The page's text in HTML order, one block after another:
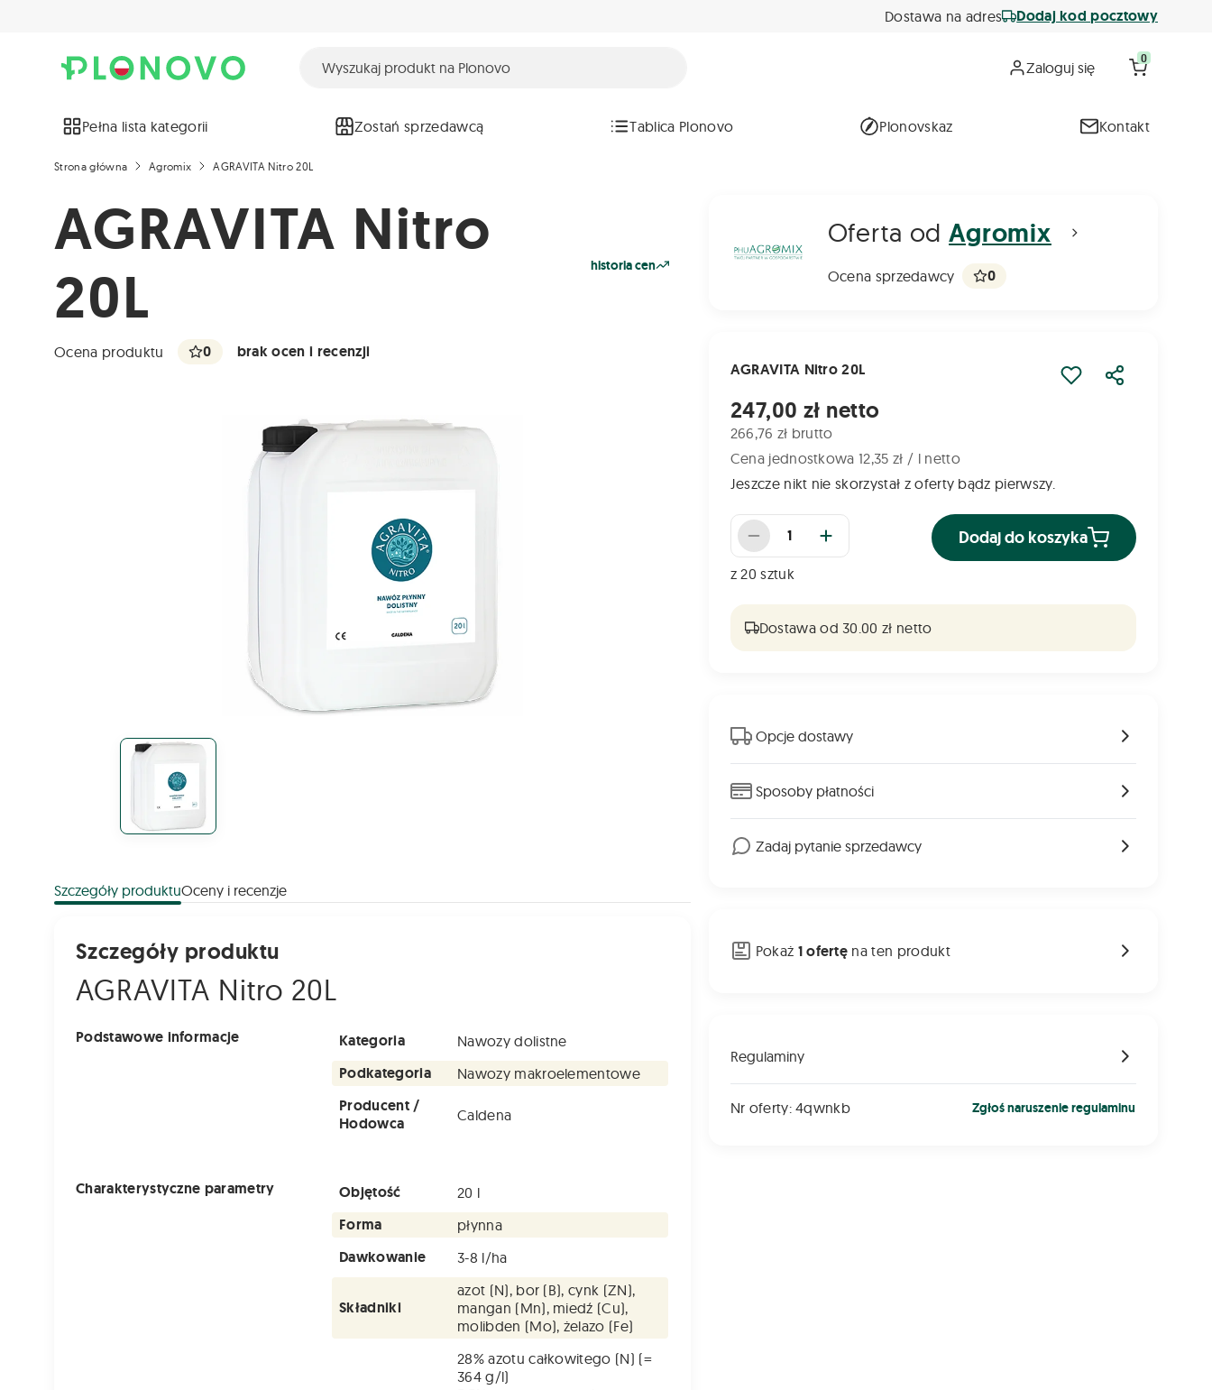
Dostawa na adres Dodaj kod pocztowy
Zaloguj się 0
Pełna lista kategorii Zostań sprzedawcą Tablica Plonovo Plonovskaz Kontakt
Strona główna Agromix AGRAVITA Nitro 20L
AGRAVITA Nitro
20L
historia cen
Ocena produktu 0 brak ocen i recenzji
Szczegóły produktuOceny i recenzje
Szczegóły produktu
AGRAVITA Nitro 20L
Podstawowe informacje Kategoria Nawozy dolistne
Podkategoria Nawozy makroelementowe
Producent /
Hodowca
Caldena
Charakterystyczne parametry Objętość 20 l
Forma płynna
Dawkowanie 3-8 l/ha
Składniki
azot (N), bor (B), cynk (ZN),
mangan (Mn), miedź (Cu),
molibden (Mo), żelazo (Fe)
28% azotu całkowitego (N) (=
364 g/l)
Oferta odAgromix
Ocena sprzedawcy 0
AGRAVITA Nitro 20L
Udostępnij
Cena od
247,00 zł netto
266,76 zł brutto
Cena jednostkowa 12,35 zł / l netto
Jeszcze nikt nie skorzystał z oferty bądz pierwszy.
Liczba sztuk
z 20 sztuk
Dodaj do koszyka
Dostawa od 30.00 zł netto
Opcje dostawy
Sposoby płatności
Zadaj pytanie sprzedawcy
Pokaż 1 ofertę na ten produkt
Regulaminy
Nr oferty: 4qwnkb Zgłoś naruszenie regulaminu